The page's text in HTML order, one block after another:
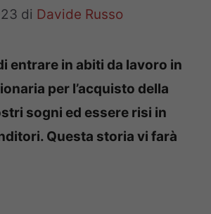
di Davide Russo
entrare in abiti da lavoro in
per l’acquisto della
sogni ed essere risi in
Questa storia vi farà